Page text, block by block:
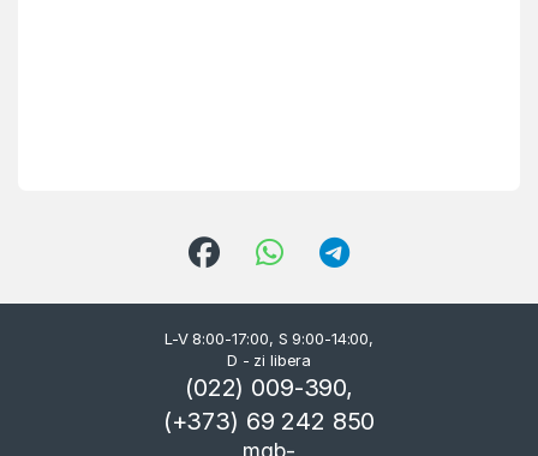
L-V 8:00-17:00, S 9:00-14:00,
D - zi libera
(022) 009-390,
(+373) 69 242 850
mgb-